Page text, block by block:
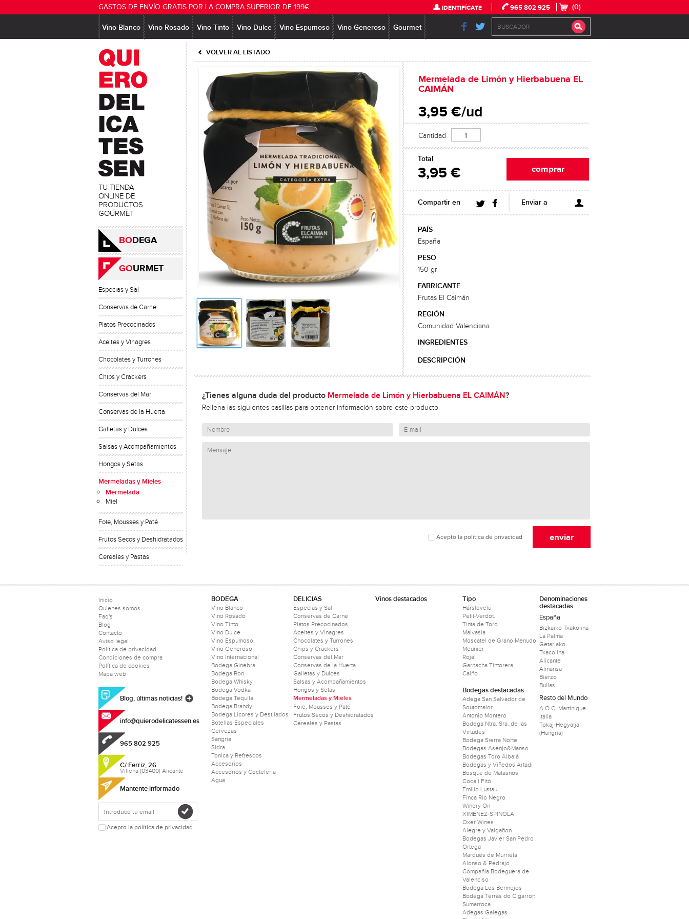
(0)
965 802 925
IDENTIFÍCATE
GASTOS DE ENVÍO GRATIS POR LA COMPRA SUPERIOR DE 199€
Vino Blanco Vino Rosado Vino Tinto Vino Dulce Vino Espumoso Vino Generoso Gourmet
TU TIENDA
ONLINE DE
PRODUCTOS
GOURMET
BODEGA
GOURMET
Especias y Sal
Conservas de Carne
Platos Precocinados
Aceites y Vinagres
Chocolates y Turrones
Chips y Crackers
Conservas del Mar
Conservas de la Huerta
Galletas y Dulces
Salsas y Acompañamientos
Hongos y Setas
Mermeladas y Mieles
Mermelada
Miel
Foie, Mousses y Paté
Frutos Secos y Deshidratados
Cereales y Pastas
VOLVER AL LISTADO
Mermelada de Limón y Hierbabuena EL
CAIMÁN
3,95 €/ud
Cantidad
Total
3,95 €
Compartir en Enviar a
PAÍS
España
PESO
150 gr
FABRICANTE
Frutas El Caimán
REGIÓN
Comunidad Valenciana
INGREDIENTES
DESCRIPCIÓN
¿Tienes alguna duda del producto Mermelada de Limón y Hierbabuena EL CAIMÁN?
Rellena las siguientes casillas para obtener información sobre este producto.
Acepto la política de privacidad
Inicio
Quienes somos
Faq's
Blog
Contacto
Aviso legal
Política de privacidad
Condiciones de compra
Política de cookies
Mapa web
Blog, últimas noticias!
info@quierodelicatessen.es
965 802 925
C/ Ferriz, 26
Villena (03400) Alicante
Mantente informado
Acepto la política de privacidad
BODEGA
Vino Blanco
Vino Rosado
Vino Tinto
Vino Dulce
Vino Espumoso
Vino Generoso
Vino Internacional
Bodega Ginebra
Bodega Ron
Bodega Whisky
Bodega Vodka
Bodega Tequila
Bodega Brandy
Bodega Licores y Destilados
Botellas Especiales
Cervezas
Sangria
Sidra
Tonica y Refrescos
Accesorios
Accesorios y Cocteleria
Agua
DELICIAS
Especias y Sal
Conservas de Carne
Platos Precocinados
Aceites y Vinagres
Chocolates y Turrones
Chips y Crackers
Conservas del Mar
Conservas de la Huerta
Galletas y Dulces
Salsas y Acompañamientos
Hongos y Setas
Mermeladas y Mieles
Foie, Mousses y Paté
Frutos Secos y Deshidratados
Cereales y Pastas
Vinos destacados Tipo
Hárslevelü
Petit-Verdot.
Tinta de Toro
Malvasía
Moscatel de Grano Menudo
Meunier
Rojal
Garnacha Tintorera
Caiño
Bodegas destacadas
Adega San Salvador de
Soutomaior
Antonio Montero
Bodega Ntra. Sra. de las
Virtudes
Bodega Sierra Norte
Bodegas Asenjo&Manso
Bodegas Toro Albalá
Bodegas y Viñedos Artadi
Bosque de Matasnos
Coca i Fitó
Emilio Lustau
Finca Rio Negro
Winery On
XIMÉNEZ-SPÍNOLA
Oxer Wines
Alegre y Valgañon
Bodegas Javier San Pedro
Ortega
Marques de Murrieta
Alonso & Pedrajo
Compañia Bodeguera de
Valenciso
Bodega Los Bermejos
Bodega Terras do Cigarron
Sumarroca
Adegas Galegas
Denominaciones
destacadas
España
Bizkaiko Txakolina
La Palma
Getariako
Txacolina
Alicante
Almansa
Bierzo
Bullas
Resto del Mundo
A.O.C. Martinique
Italia
Tokaj-Hegyalja
(Hungría)